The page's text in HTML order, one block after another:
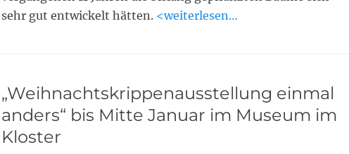
sehr gut entwickelt hätten. <weiterlesen…
„Weihnachtskrippenausstellung einmal
anders“ bis Mitte Januar im Museum im
Kloster